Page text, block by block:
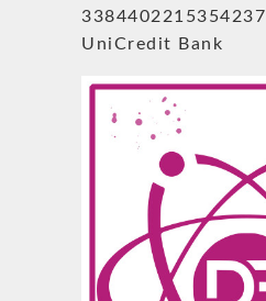
3384402215354237
UniCredit Bank